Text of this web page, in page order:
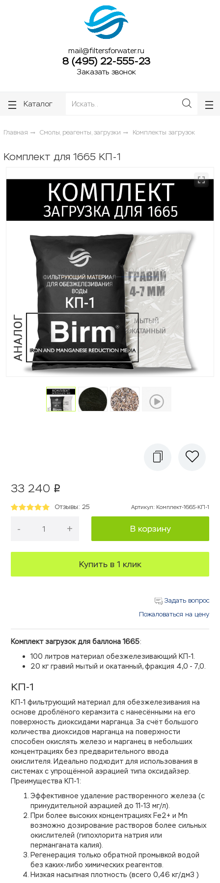
mail@filtersforwater.ru
8 (495) 22-555-23
Заказать звонок
Каталог
Главная Смолы, реагенты, загрузки Комплекты загрузок
Комплект для 1665 КП-1
33 240 p
Отзывы: 25 Артикул: Комплект-1665-КП-1
- + В корзину
Купить в 1 клик
Задать вопрос
Пожаловаться на цену
Комплект загрузок для баллона 1665:
100 литров материал обезжелезивающий КП-1.
20 кг гравий мытый и окатанный, фракция 4,0 - 7,0.
КП-1
КП-1 фильтрующий материал для обезжелезивания на
основе дроблёного керамзита с нанесёнными на его
поверхность диоксидами марганца. За счёт большого
количества диоксидов марганца на поверхности
способен окислять железо и марганец в небольших
концентрациях без предварительного ввода
окислителя. Идеально подходит для использования в
системах с упрощённой аэрацией типа оксидайзер.
Преимущества КП-1:
Эффективное удаление растворенного железа (с
принудительной аэрацией до 11-13 мг/л).
При более высоких концентрациях Fe2+ и Mn
возможно дозирование растворов более сильных
окислителей (гипохлорита натрия или
перманганата калия).
Регенерация только обратной промывкой водой
без каких-либо химических реагентов.
Низкая насыпная плотность (всего 0,46 кг/дм3 )